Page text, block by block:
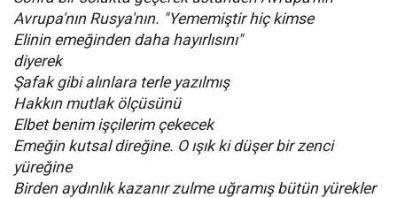
Avrupa'nın Rusya'nın. "Yememiştir hiç kimse
Elinin emeğinden daha hayırlısını"
diyerek
Şafak gibi alınlara terle yazılmış
Hakkın mutlak ölçüsünü
Elbet benim işçilerim çekecek
Emeğin kutsal direğine. O ışık ki düşer bir zenci
yüreğine
Birden aydınlık kazanır zulme uğramış bütün yürekler